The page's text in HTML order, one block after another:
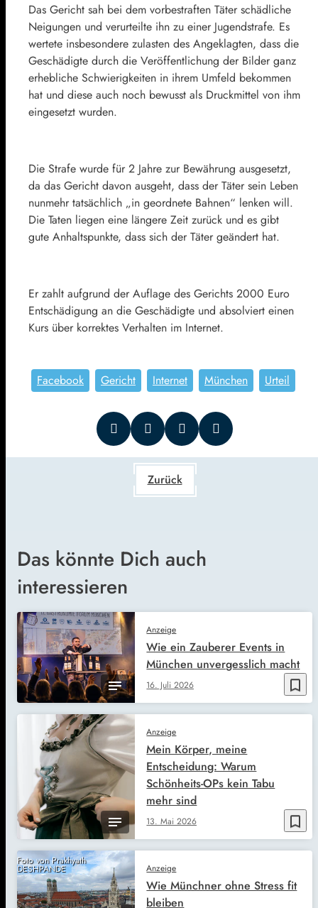
Das Gericht sah bei dem vorbestraften Täter schädliche
Neigungen und verurteilte ihn zu einer Jugendstrafe. Es
wertete insbesondere zulasten des Angeklagten, dass die
Geschädigte durch die Veröffentlichung der Bilder ganz
erhebliche Schwierigkeiten in ihrem Umfeld bekommen
hat und diese auch noch bewusst als Druckmittel von ihm
eingesetzt wurden.
Die Strafe wurde für 2 Jahre zur Bewährung ausgesetzt,
da das Gericht davon ausgeht, dass der Täter sein Leben
nunmehr tatsächlich „in geordnete Bahnen“ lenken will.
Die Taten liegen eine längere Zeit zurück und es gibt
gute Anhaltspunkte, dass sich der Täter geändert hat.
Er zahlt aufgrund der Auflage des Gerichts 2000 Euro
Entschädigung an die Geschädigte und absolviert einen
Kurs über korrektes Verhalten im Internet.
Facebook Gericht Internet München Urteil
Zurück
Das könnte Dich auch
interessieren
bookmark_border
Anzeige
16. Juli 2026
Wie ein Zauberer Events in
München unvergesslich macht
bookmark_border
Anzeige
13. Mai 2026
Mein Körper, meine
Entscheidung: Warum
Schönheits-OPs kein Tabu
mehr sind
Foto von Prakhyath
DESHPANDE Anzeige
Wie Münchner ohne Stress fit
bleiben